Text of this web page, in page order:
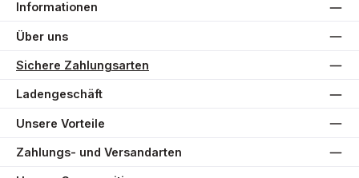
Informationen
Über uns
Sichere Zahlungsarten
Ladengeschäft
Unsere Vorteile
Zahlungs- und Versandarten